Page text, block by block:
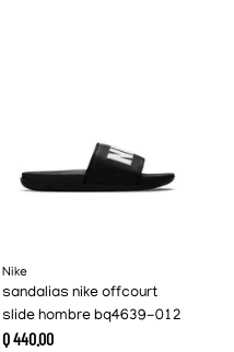
Nike
sandalias nike offcourt
slide hombre bq4639-012
Q44000